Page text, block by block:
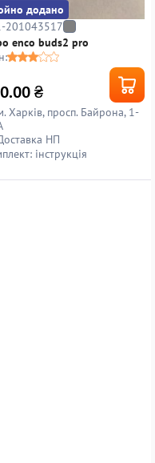
додано
201043517
enco buds2 pro
₴
Харків, просп. Байрона, 1-
НП
інструкція